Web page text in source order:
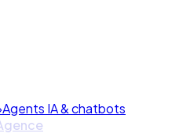
Agents IA & chatbots